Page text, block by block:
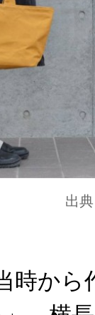
出
時から